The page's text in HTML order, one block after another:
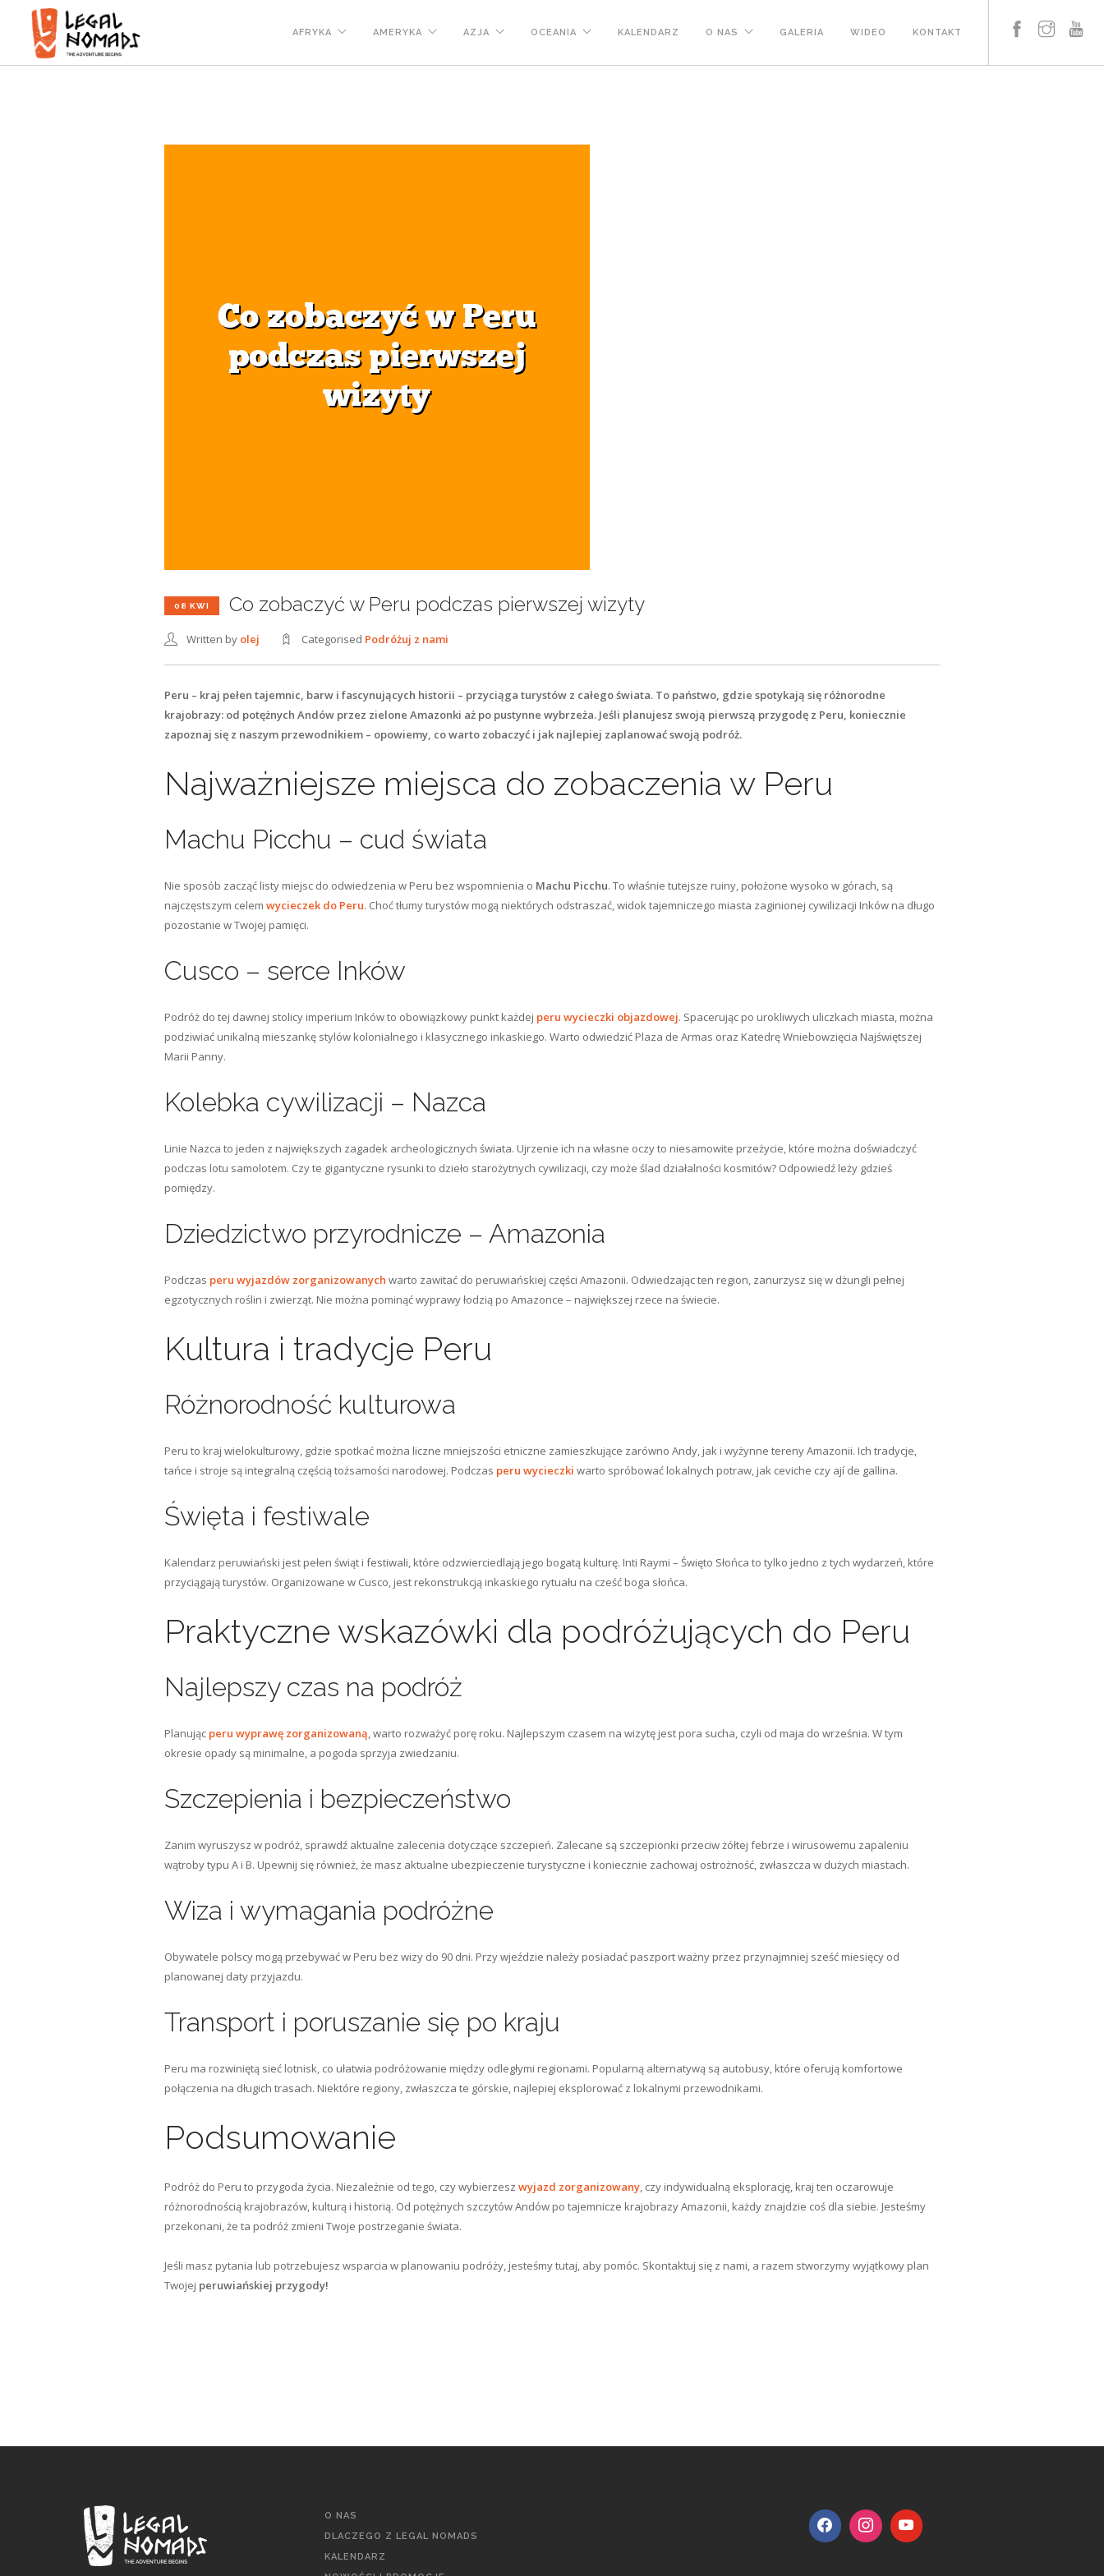
AFRYKA AMERYKA AZJA OCEANIA KALENDARZ O NAS GALERIA WIDEO KONTAKT
08 KWI Co zobaczyć w Peru podczas pierwszej wizyty
Written by olej Categorised Podróżuj z nami
Peru – kraj pełen tajemnic, barw i fascynujących historii – przyciąga turystów z całego świata. To państwo, gdzie spotykają się różnorodne
krajobrazy: od potężnych Andów przez zielone Amazonki aż po pustynne wybrzeża. Jeśli planujesz swoją pierwszą przygodę z Peru, koniecznie
zapoznaj się z naszym przewodnikiem – opowiemy, co warto zobaczyć i jak najlepiej zaplanować swoją podróż.
Najważniejsze miejsca do zobaczenia w Peru
Machu Picchu – cud świata
Nie sposób zacząć listy miejsc do odwiedzenia w Peru bez wspomnienia o Machu Picchu. To właśnie tutejsze ruiny, położone wysoko w górach, są
najczęstszym celem wycieczek do Peru. Choć tłumy turystów mogą niektórych odstraszać, widok tajemniczego miasta zaginionej cywilizacji Inków na długo
pozostanie w Twojej pamięci.
Cusco – serce Inków
Podróż do tej dawnej stolicy imperium Inków to obowiązkowy punkt każdej peru wycieczki objazdowej. Spacerując po urokliwych uliczkach miasta, można
podziwiać unikalną mieszankę stylów kolonialnego i klasycznego inkaskiego. Warto odwiedzić Plaza de Armas oraz Katedrę Wniebowzięcia Najświętszej
Marii Panny.
Kolebka cywilizacji – Nazca
Linie Nazca to jeden z największych zagadek archeologicznych świata. Ujrzenie ich na własne oczy to niesamowite przeżycie, które można doświadczyć
podczas lotu samolotem. Czy te gigantyczne rysunki to dzieło starożytnych cywilizacji, czy może ślad działalności kosmitów? Odpowiedź leży gdzieś
pomiędzy.
Dziedzictwo przyrodnicze – Amazonia
Podczas peru wyjazdów zorganizowanych warto zawitać do peruwiańskiej części Amazonii. Odwiedzając ten region, zanurzysz się w dżungli pełnej
egzotycznych roślin i zwierząt. Nie można pominąć wyprawy łodzią po Amazonce – największej rzece na świecie.
Kultura i tradycje Peru
Różnorodność kulturowa
Peru to kraj wielokulturowy, gdzie spotkać można liczne mniejszości etniczne zamieszkujące zarówno Andy, jak i wyżynne tereny Amazonii. Ich tradycje,
tańce i stroje są integralną częścią tożsamości narodowej. Podczas peru wycieczki warto spróbować lokalnych potraw, jak ceviche czy ají de gallina.
Święta i festiwale
Kalendarz peruwiański jest pełen świąt i festiwali, które odzwierciedlają jego bogatą kulturę. Inti Raymi – Święto Słońca to tylko jedno z tych wydarzeń, które
przyciągają turystów. Organizowane w Cusco, jest rekonstrukcją inkaskiego rytuału na cześć boga słońca.
Praktyczne wskazówki dla podróżujących do Peru
Najlepszy czas na podróż
Planując peru wyprawę zorganizowaną, warto rozważyć porę roku. Najlepszym czasem na wizytę jest pora sucha, czyli od maja do września. W tym
okresie opady są minimalne, a pogoda sprzyja zwiedzaniu.
Szczepienia i bezpieczeństwo
Zanim wyruszysz w podróż, sprawdź aktualne zalecenia dotyczące szczepień. Zalecane są szczepionki przeciw żółtej febrze i wirusowemu zapaleniu
wątroby typu A i B. Upewnij się również, że masz aktualne ubezpieczenie turystyczne i koniecznie zachowaj ostrożność, zwłaszcza w dużych miastach.
Wiza i wymagania podróżne
Obywatele polscy mogą przebywać w Peru bez wizy do 90 dni. Przy wjeździe należy posiadać paszport ważny przez przynajmniej sześć miesięcy od
planowanej daty przyjazdu.
Transport i poruszanie się po kraju
Peru ma rozwiniętą sieć lotnisk, co ułatwia podróżowanie między odległymi regionami. Popularną alternatywą są autobusy, które oferują komfortowe
połączenia na długich trasach. Niektóre regiony, zwłaszcza te górskie, najlepiej eksplorować z lokalnymi przewodnikami.
Podsumowanie
Podróż do Peru to przygoda życia. Niezależnie od tego, czy wybierzesz wyjazd zorganizowany, czy indywidualną eksplorację, kraj ten oczarowuje
różnorodnością krajobrazów, kulturą i historią. Od potężnych szczytów Andów po tajemnicze krajobrazy Amazonii, każdy znajdzie coś dla siebie. Jesteśmy
przekonani, że ta podróż zmieni Twoje postrzeganie świata.
Jeśli masz pytania lub potrzebujesz wsparcia w planowaniu podróży, jesteśmy tutaj, aby pomóc. Skontaktuj się z nami, a razem stworzymy wyjątkowy plan
Twojej peruwiańskiej przygody!
O NAS
DLACZEGO Z LEGAL NOMADS
KALENDARZ